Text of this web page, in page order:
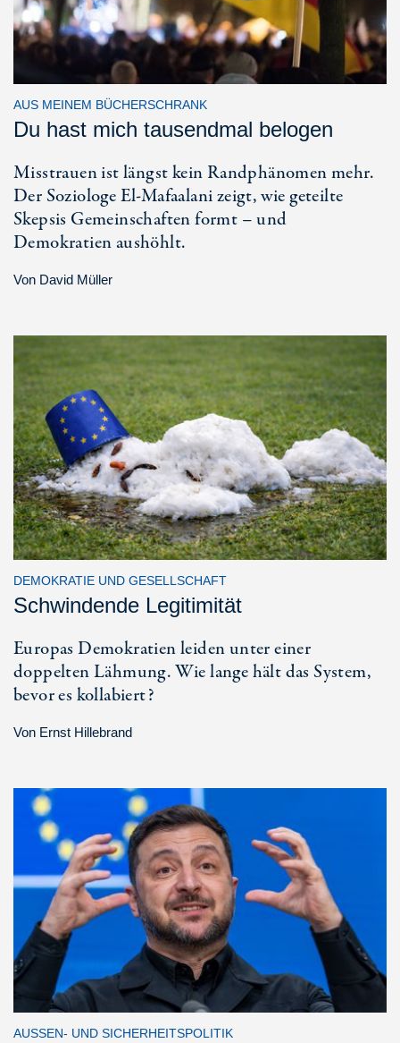
AUS MEINEM BÜCHERSCHRANK
Du hast mich tausendmal belogen
Misstrauen ist längst kein Randphänomen mehr.
Der Soziologe El-Mafaalani zeigt, wie geteilte
Skepsis Gemeinschaften formt – und
Demokratien aushöhlt.
Von David Müller
DEMOKRATIE UND GESELLSCHAFT
Schwindende Legitimität
Europas Demokratien leiden unter einer
doppelten Lähmung. Wie lange hält das System,
bevor es kollabiert?
Von Ernst Hillebrand
AUSSEN- UND SICHERHEITSPOLITIK